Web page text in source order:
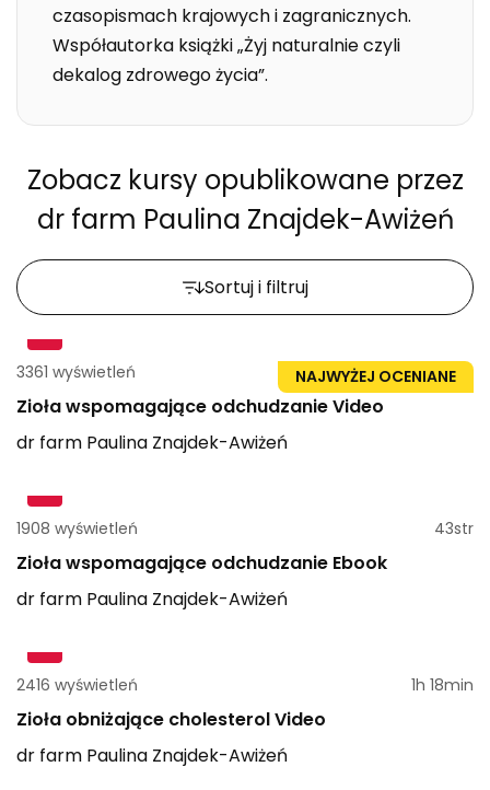
czasopismach krajowych i zagranicznych.
Współautorka książki „Żyj naturalnie czyli
dekalog zdrowego życia”.
Zobacz kursy opublikowane przez
dr farm Paulina Znajdek-Awiżeń
Sortuj i filtruj
NAJWYŻEJ OCENIANE
3361 wyświetleń 1h 1min
Zioła wspomagające odchudzanie Video
dr farm Paulina Znajdek-Awiżeń
1908 wyświetleń 43str
Zioła wspomagające odchudzanie Ebook
dr farm Paulina Znajdek-Awiżeń
2416 wyświetleń 1h 18min
Zioła obniżające cholesterol Video
dr farm Paulina Znajdek-Awiżeń